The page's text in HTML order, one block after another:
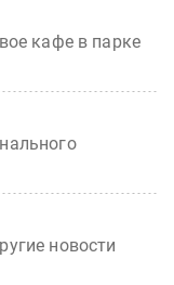
кафе в парке
новости